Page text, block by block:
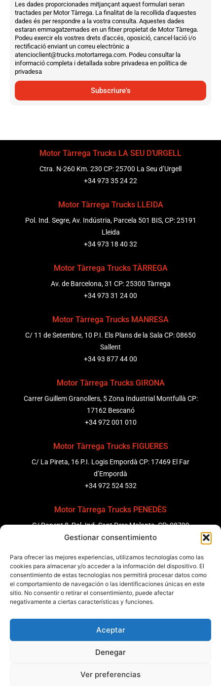
Gestionar consentimiento
Para ofrecer las mejores experiencias, utilizamos tecnologías como las
cookies para almacenar y/o acceder a la información del dispositivo. El
consentimiento de estas tecnologías nos permitirá procesar datos como
el comportamiento de navegación o las identificaciones únicas en este
sitio. No consentir o retirar el consentimiento, puede afectar
negativamente a ciertas características y funciones.
Aceptar
Denegar
Ver preferencias
Les dades proporcionades mitjançant aquest formulari seran
tractades per Motor Tàrrega. La finalitat de la recollida d'aquestes
dades és per respondre a la vostra consulta. Aquestes dades
estaran emmagatzemades en un fitxer propietat de Motor Tàrrega.
Podeu exercir els vostres drets d'accés, oposició, cancel·lació i/o
rectificació enviant un correu electrònic a
atencioclient@trucks.motortarrega.com. Podeu consultar la
informació completa i detallada sobre privadesa en política de
privadesa
Subscriure's
Motor Tàrrega Trucks LA SEU D’URGELL
Ctra. N-260 Km. 230 CP: 25700 La Seu d’Urgell
+34 973 35 24 22
Motor Tàrrega Trucks LLEIDA
Pol. Ind. Segre, Av. Indústria, Parcela 501 BIS, CP: 25191
Lleida
+34 973 18 40 32
Motor Tàrrega Trucks TÀRREGA
Av. de Barcelona, 31 CP: 25300 Tàrrega
+34 973 31 24 00
Motor Tàrrega Trucks MANRESA
C/ 11 de Setembre, 10 P.I. Els Plans de la Sala CP: 08650
Sallent
+34 93 877 44 00
Motor Tàrrega Trucks GIRONA
Carrer Guillem Granollers, 5 Zona Industrial Montfullà CP:
17162 Bescanó
+34 972 001 010
Motor Tàrrega Trucks FIGUERES
C/ La Pireta, 16 P.I. Logis Empordà CP: 17469 El Far
d’Empordà
+34 972 524 532
Motor Tàrrega Trucks PENEDÈS
C/ Ponent 8, Pol. Ind. Sant Pere Molanta, CP: 08799
Olèrdola
Motor Tàrrega Trucks BARCELONA
Zona Franca, Carrer E, s/n 08040 Barcelona, España
+34 932 63 43 51
Contactar
Certificacions
Canal de denúncies